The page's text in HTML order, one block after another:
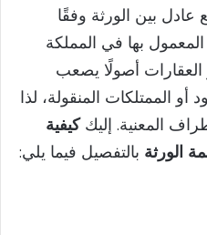
بين الورثة وفقًا
المعمول بها في المملكة
العقارات أصولًا يصعب
أو الممتلكات المنقولة، لذا
المعنية. إليك كيفية
الورثة بالتفصيل فيما يلي: